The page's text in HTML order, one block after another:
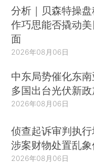
分析｜贝森特操
作巧思能否撬动
面
2026年08月06日
中东局势催化东
多国出台光伏新
2026年08月06日
侦查起诉审判执
涉案财物处置乱
2026年08月06日